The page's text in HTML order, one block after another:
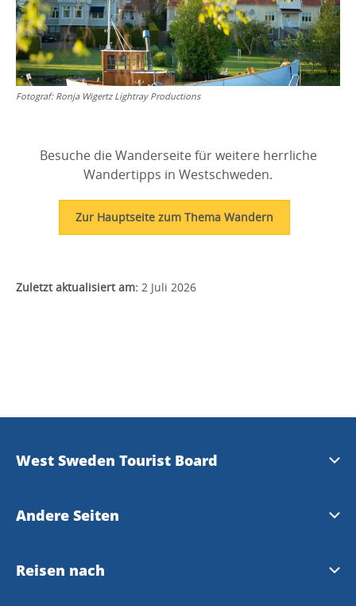
Fotograf: Ronja Wigertz Lightray Productions
Besuche die Wanderseite für weitere herrliche
Wandertipps in Westschweden.
Zur Hauptseite zum Thema Wandern
Zuletzt aktualisiert am: 2 Juli 2026
West Sweden Tourist Board
Presse
Andere Seiten
Meet the Locals
Reisen nach